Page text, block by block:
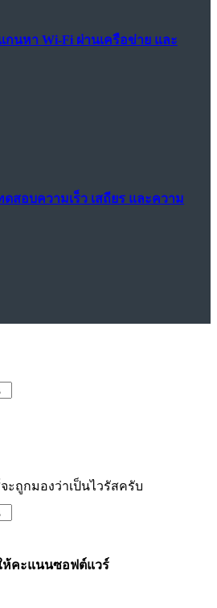
กนหา Wi-Fi ผ่านเครือข่าย และ
ดสอบความเร็ว เสถียร และความ
ะถูกมองว่าเป็นไวรัสครับ
ห้คะแนนซอฟต์แวร์